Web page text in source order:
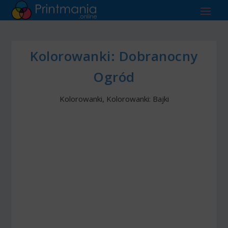
Kolorowanki: Dobranocny
Ogród
Kolorowanki, Kolorowanki: Bajki